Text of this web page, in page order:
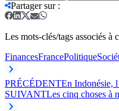
Partager sur:
Les mots-clés/tags associés à
FinancesFrancePolitique
PRÉCÉDENTEn Indonésie,
SUIVANTLes cinq choses à